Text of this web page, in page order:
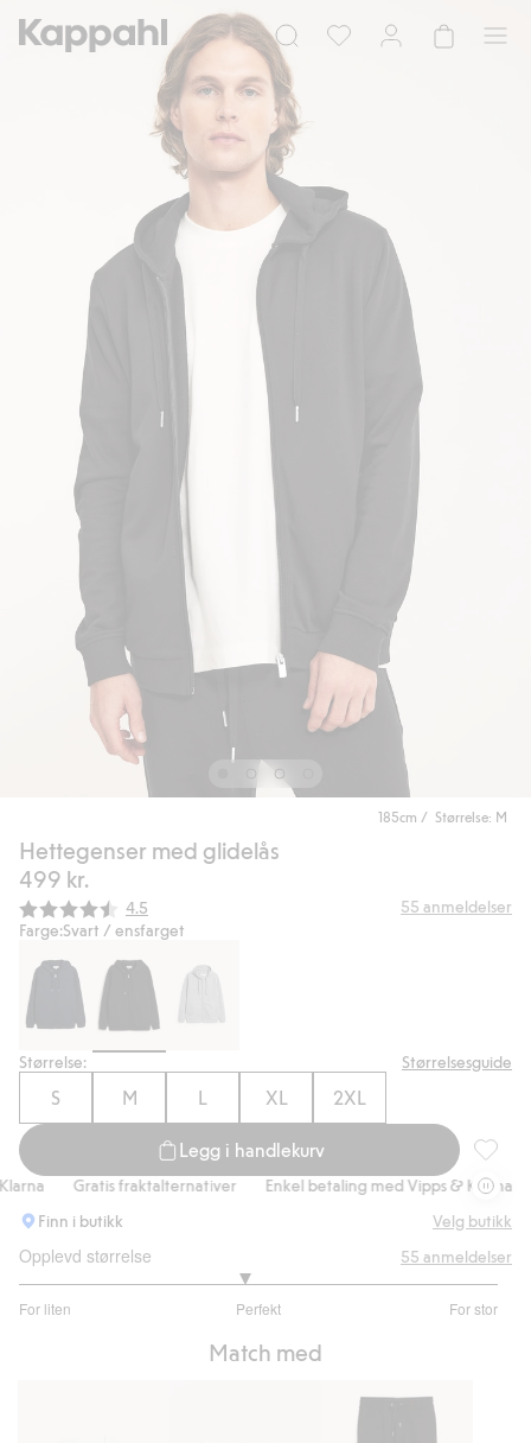
185cm / Størrelse: M
Hettegenser med glidelås
499 kr.
Gjennomsnittskarakter:
4.5 55 anmeldelser
Farge:Svart / ensfarget
Størrelse: Størrelsesguide
S M L XL 2XL
Legg i handlekurv
Gratis fraktalternativer Enkel betaling med Vipps & Klarna
Finn i butikk
Velg butikk
Opplevd størrelse
For liten Perfekt For stor
av
55 anmeldelser
Match med